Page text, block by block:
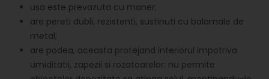
usa este prevazuta cu maner;
are pereti dubli, rezistenti, sustinuti cu balamale de
metal;
are podea, aceasta protejand interiorul impotriva
umiditatii, zapezii si rozatoarelor; nu permite